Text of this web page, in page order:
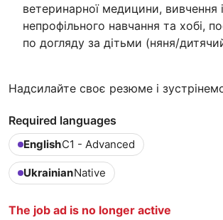
ветеринарної медицини, вивчення
непрофільного навчання та хобі,
по догляду за дітьми (няня/
Надсилайте своє резюме і
Required languages
EnglishC1 - Advanced
UkrainianNative
The job ad is no longer active